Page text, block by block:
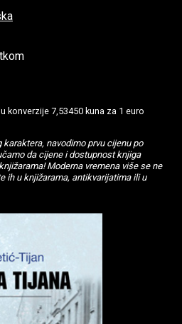
konverzije 7,53450 kuna za 1 euro
navodimo prvu cijenu po
da cijene i dostupnost knjiga
Moderna vremena više se ne
ih u knjižarama, antikvarijatima ili u